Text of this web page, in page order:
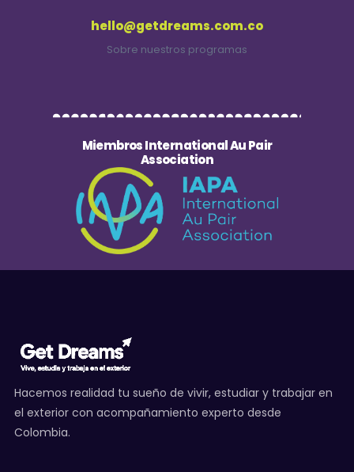
hello@getdreams.com.co
Sobre nuestros programas
Miembros International Au Pair
Association
Hacemos realidad tu sueño de vivir, estudiar y trabajar en
el exterior con acompañamiento experto desde
Colombia.